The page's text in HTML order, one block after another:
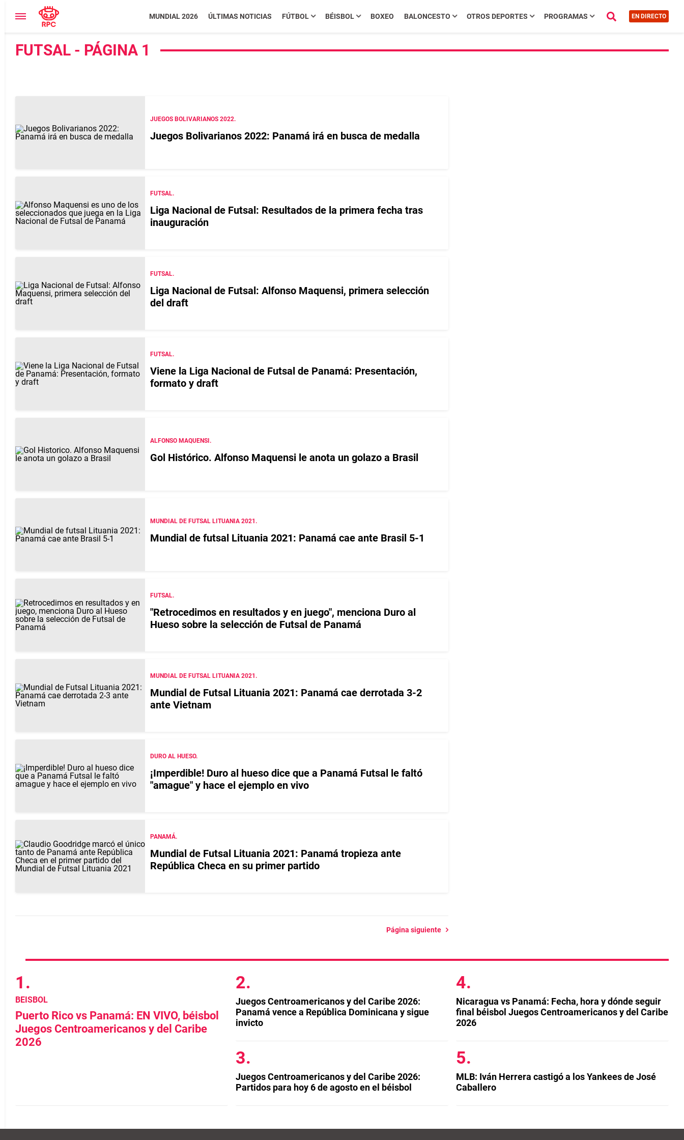
MUNDIAL 2026 ÚLTIMAS NOTICIAS FÚTBOL BÉISBOL BOXEO BALONCESTO OTROS DEPORTES PROGRAMAS EN DIRECTO
FUTSAL - PÁGINA 1
JUEGOS BOLIVARIANOS 2022.
Juegos Bolivarianos 2022: Panamá irá en busca de medalla
FUTSAL.
Liga Nacional de Futsal: Resultados de la primera fecha tras
inauguración
FUTSAL.
Liga Nacional de Futsal: Alfonso Maquensi, primera selección
del draft
FUTSAL.
Viene la Liga Nacional de Futsal de Panamá: Presentación,
formato y draft
ALFONSO MAQUENSI.
Gol Histórico. Alfonso Maquensi le anota un golazo a Brasil
MUNDIAL DE FUTSAL LITUANIA 2021.
Mundial de futsal Lituania 2021: Panamá cae ante Brasil 5-1
FUTSAL.
"Retrocedimos en resultados y en juego", menciona Duro al
Hueso sobre la selección de Futsal de Panamá
MUNDIAL DE FUTSAL LITUANIA 2021.
Mundial de Futsal Lituania 2021: Panamá cae derrotada 3-2
ante Vietnam
DURO AL HUESO.
¡Imperdible! Duro al hueso dice que a Panamá Futsal le faltó
"amague" y hace el ejemplo en vivo
PANAMÁ.
Mundial de Futsal Lituania 2021: Panamá tropieza ante
República Checa en su primer partido
Página siguiente
BEISBOL
Puerto Rico vs Panamá: EN VIVO, béisbol
Juegos Centroamericanos y del Caribe
2026
Juegos Centroamericanos y del Caribe 2026:
Panamá vence a República Dominicana y sigue
invicto
Juegos Centroamericanos y del Caribe 2026:
Partidos para hoy 6 de agosto en el béisbol
Nicaragua vs Panamá: Fecha, hora y dónde seguir
final béisbol Juegos Centroamericanos y del Caribe
2026
MLB: Iván Herrera castigó a los Yankees de José
Caballero